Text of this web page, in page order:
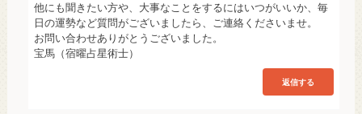
他にも聞きたい方や、大事なことをするにはいつがいいか、毎
日の運勢など質問がございましたら、ご連絡くださいませ。
お問い合わせありがとうございました。
宝馬（宿曜占星術士）
返信する